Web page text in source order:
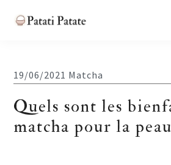
content
sidebar
19/06/2021 Matcha
Quels sont les
matcha pour la